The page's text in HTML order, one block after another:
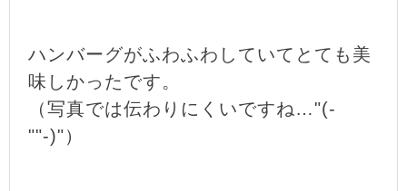
ハンバーグがふわふわしていてとても美
味しかったです。
（写真では伝わりにくいですね…"(-
""-)"）